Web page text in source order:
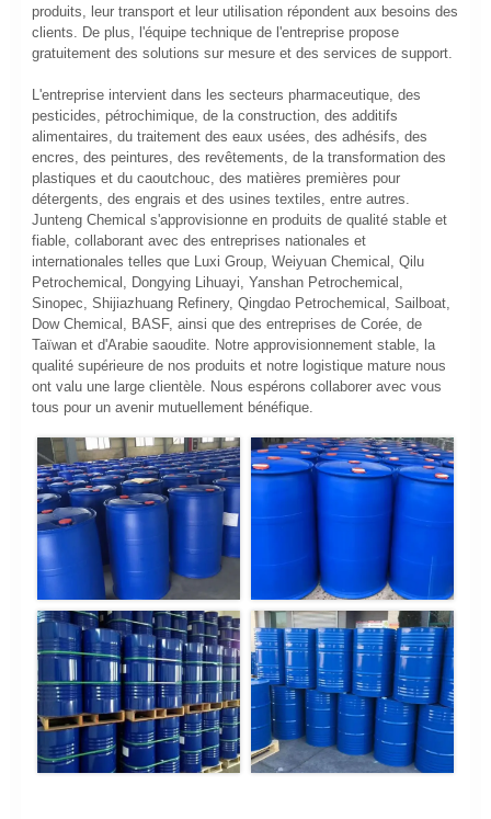
produits, leur transport et leur utilisation répondent aux besoins des
clients. De plus, l'équipe technique de l'entreprise propose
gratuitement des solutions sur mesure et des services de support.
L'entreprise intervient dans les secteurs pharmaceutique, des
pesticides, pétrochimique, de la construction, des additifs
alimentaires, du traitement des eaux usées, des adhésifs, des
encres, des peintures, des revêtements, de la transformation des
plastiques et du caoutchouc, des matières premières pour
détergents, des engrais et des usines textiles, entre autres.
Junteng Chemical s'approvisionne en produits de qualité stable et
fiable, collaborant avec des entreprises nationales et
internationales telles que Luxi Group, Weiyuan Chemical, Qilu
Petrochemical, Dongying Lihuayi, Yanshan Petrochemical,
Sinopec, Shijiazhuang Refinery, Qingdao Petrochemical, Sailboat,
Dow Chemical, BASF, ainsi que des entreprises de Corée, de
Taïwan et d'Arabie saoudite. Notre approvisionnement stable, la
qualité supérieure de nos produits et notre logistique mature nous
ont valu une large clientèle. Nous espérons collaborer avec vous
tous pour un avenir mutuellement bénéfique.